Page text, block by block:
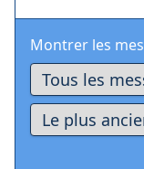
Montrer les